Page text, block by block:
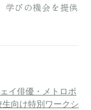
学びの機会を提供
イ俳優・メトロポ
向け特別ワークシ